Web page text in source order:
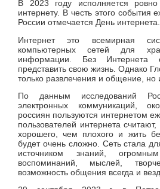
В 2023 году исполняется
интернету. В честь этого события
России отмечается День интернета.
Интернет это всемирная
компьютерных сетей для
информации. Без Интернета
представить свою жизнь. Однако
только развлечения и общение, но
По данным исследований
электронных коммуникаций,
россиян пользуются интернетом
пользователей интернета
хорошего, чем плохого и жить
будет очень сложно. Сеть стала
источником знаний,
воспоминаний, мыслей,
возможность общения всегда и